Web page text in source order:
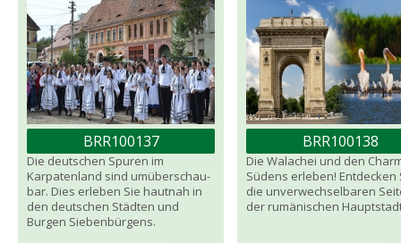
BRR100137
Die deutschen Spuren im
Karpatenland sind umüberschau-
bar. Dies erleben Sie hautnah in
den deutschen Städten und
Burgen Siebenbürgens.
BRR100138
Die Walachei und den
Südens erleben! Entdecken
die unverwechselbaren
der rumänischen